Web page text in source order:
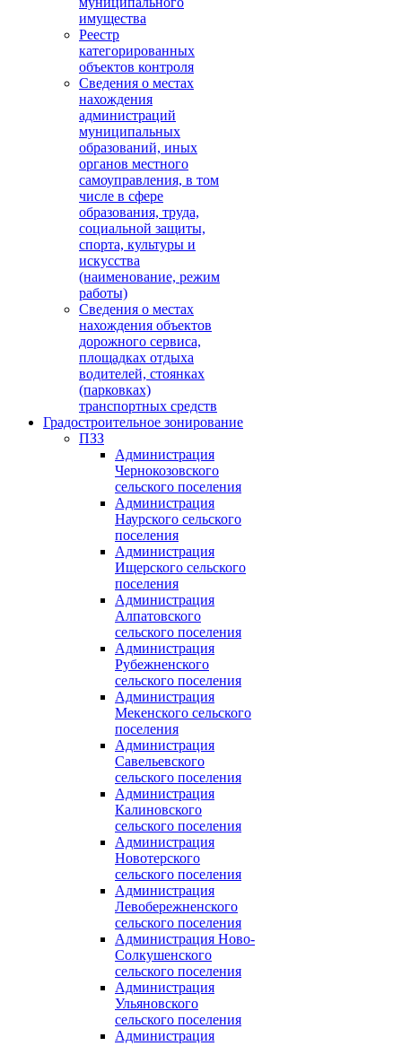
имущества
Реестр
категорированных
объектов контроля
Сведения о местах
нахождения
администраций
муниципальных
образований, иных
органов местного
самоуправления, в том
числе в сфере
образования, труда,
социальной защиты,
спорта, культуры и
искусства
(наименование, режим
работы)
Сведения о местах
нахождения объектов
дорожного сервиса,
площадках отдыха
водителей, стоянках
(парковках)
транспортных средств
Градостроительное зонирование
ПЗЗ
Администрация
Чернокозовского
сельского поселения
Администрация
Наурского сельского
поселения
Администрация
Ищерского сельского
поселения
Администрация
Алпатовского
сельского поселения
Администрация
Рубежненского
сельского поселения
Администрация
Мекенского сельского
поселения
Администрация
Савельевского
сельского поселения
Администрация
Калиновского
сельского поселения
Администрация
Новотерского
сельского поселения
Администрация
Левобережненского
сельского поселения
Администрация Ново-
Солкушенского
сельского поселения
Администрация
Ульяновского
сельского поселения
Администрация